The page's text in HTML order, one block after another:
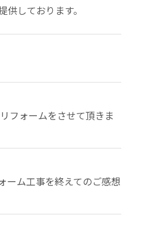
供しております。
フォームをさせて頂きま
ーム工事を終えてのご感想